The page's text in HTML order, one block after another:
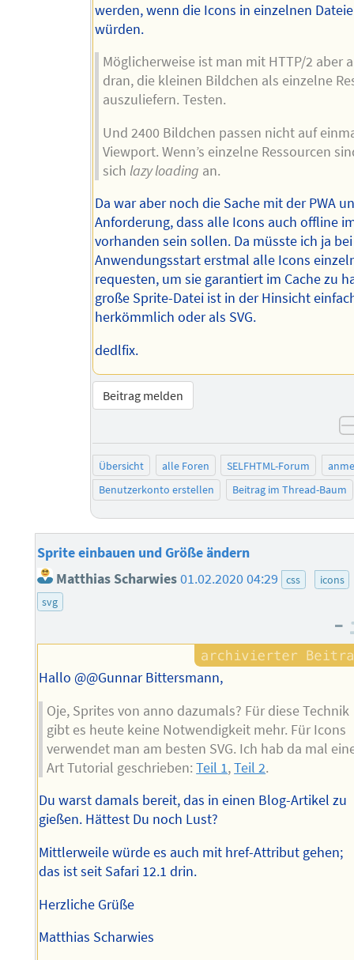
werden, wenn die Icons in einzelnen
würden.
Möglicherweise ist man mit HTTP/2 aber
dran, die kleinen Bildchen als einzelne
auszuliefern. Testen.
Und 2400 Bildchen passen nicht auf
Viewport. Wenn’s einzelne Ressourcen
sich lazy loading an.
Da war aber noch die Sache mit der PWA
Anforderung, dass alle Icons auch offline
vorhanden sein sollen. Da müsste ich ja
Anwendungsstart erstmal alle Icons
requesten, um sie garantiert im Cache zu
große Sprite-Datei ist in der Hinsicht
herkömmlich oder als SVG.
dedlfix.
Beitrag melden
Übersicht alle Foren SELFHTML-Forum
Benutzerkonto erstellen
Beitrag im Thread-Baum
Sprite einbauen und Größe ändern
Matthias Scharwies01.02.2020 04:29 css
icons
svg
–
Hallo @@Gunnar Bittersmann,
Oje, Sprites von anno dazumals? Für diese Technik
gibt es heute keine Notwendigkeit mehr. Für Icons
verwendet man am besten SVG. Ich hab da mal
Art Tutorial geschrieben:Teil 1,Teil 2.
Du warst damals bereit, das in einen Blog-Artikel zu
gießen. Hättest Du noch Lust?
Mittlerweile würde es auch mit href-Attribut gehen;
das ist seit Safari 12.1 drin.
Herzliche Grüße
Matthias Scharwies